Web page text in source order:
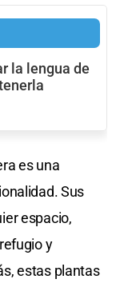
la lengua de
es una
Sus
espacio,
y
estas plantas